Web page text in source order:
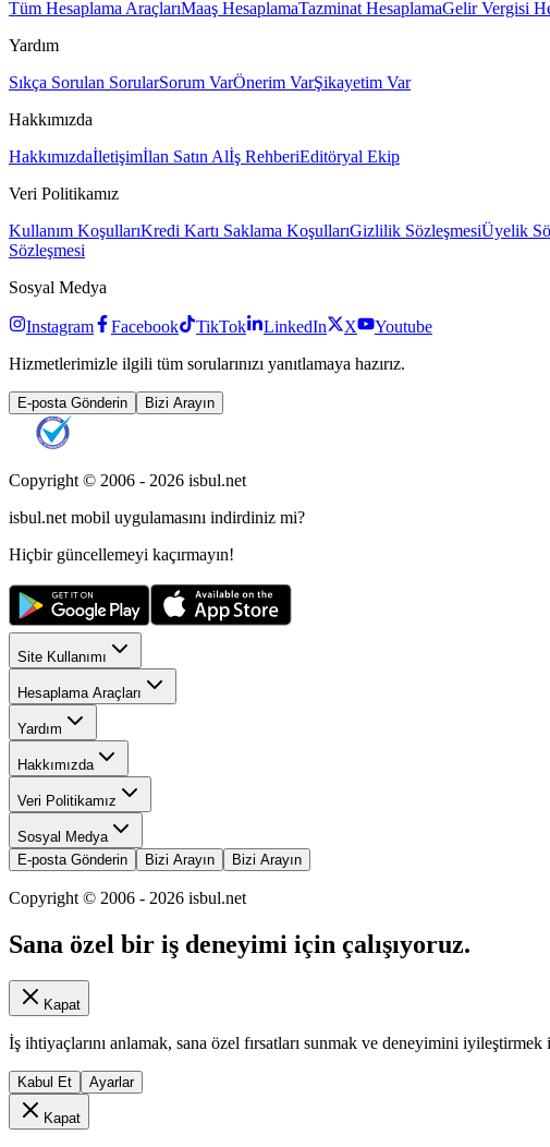
Tüm Hesaplama AraçlarıMaaş HesaplamaTazminat HesaplamaGelir Vergisi
Yardım
Sıkça Sorulan SorularSorum VarÖnerim VarŞikayetim Var
Hakkımızda
Hakkımızdaİletişimİlan Satın Alİş RehberiEditöryal Ekip
Veri Politikamız
Kullanım KoşullarıKredi Kartı Saklama KoşullarıGizlilik SözleşmesiÜyelik
Sözleşmesi
Sosyal Medya
Instagram Facebook TikTok LinkedIn X
Youtube
Hizmetlerimizle ilgili tüm sorularınızı yanıtlamaya hazırız.
E-posta Gönderin Bizi Arayın
Copyright © 2006 - 2026 isbul.net
isbul.net mobil uygulamasını indirdiniz mi?
Hiçbir güncellemeyi kaçırmayın!
Site Kullanımı
Hesaplama Araçları
Yardım
Hakkımızda
Veri Politikamız
Sosyal Medya
E-posta Gönderin
Bizi Arayın Bizi Arayın
Copyright © 2006 - 2026 isbul.net
Sana özel bir iş deneyimi için çalışıyoruz.
Kapat
İş ihtiyaçlarını anlamak, sana özel fırsatları sunmak ve deneyimini
Kabul Et Ayarlar
Kapat